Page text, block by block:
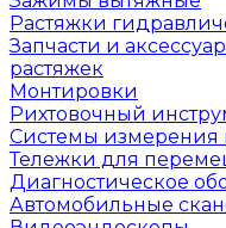
Растяжки
Запчасти и
растяжек
Монтировки
Рихтовочный
Системы измерения
Тележки для
Диагностическое
Автомобильные